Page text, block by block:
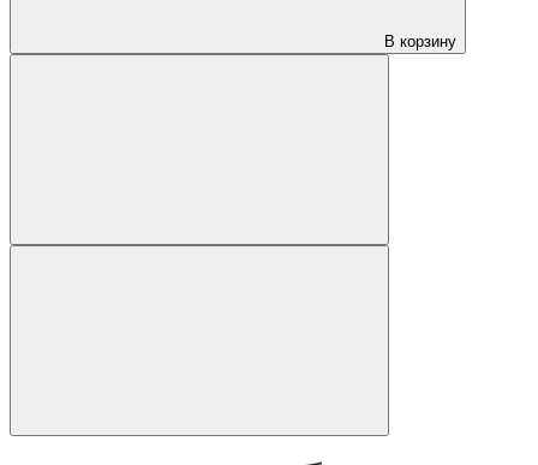
В корзину